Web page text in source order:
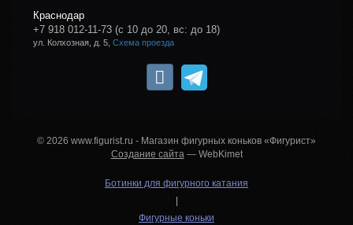
Краснодар
+7 918 012-11-73 (с 10 до 20, вс: до 18)
ул. Колхозная, д. 5, Схема проезда
© 2026 www.figurist.ru - Магазин фигурных коньков «Фигурист»
Создание сайта— WebKimet
Ботинки для фигурного катания
Фигурные коньки